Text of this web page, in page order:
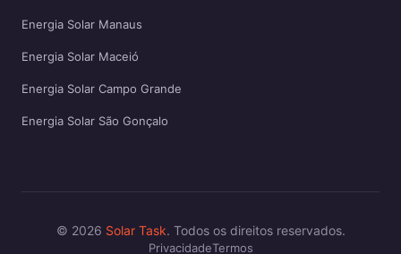
Energia Solar Manaus
Energia Solar Maceió
Energia Solar Campo Grande
Energia Solar São Gonçalo
© 2026 Solar Task. Todos os direitos reservados.
PrivacidadeTermos